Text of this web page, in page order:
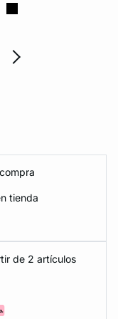
tienda
de 2 artículos